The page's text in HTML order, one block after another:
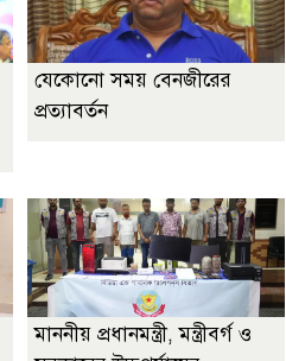
যেকোনো সময় বেনজীরের
প্রত্যাবর্তন
মাননীয় প্রধানমন্ত্রী, মন্ত্রীবর্গ ও